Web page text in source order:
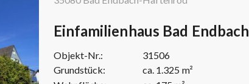
Einfamilienhaus Bad Endbach
Objekt-Nr.:
31506
Grundstück:
ca. 1.325 m²